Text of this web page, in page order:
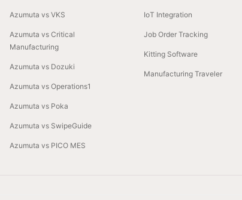
Azumuta vs VKS
Azumuta vs Critical
Manufacturing
Azumuta vs Dozuki
Azumuta vs Operations1
Azumuta vs Poka
Azumuta vs SwipeGuide
Azumuta vs PICO MES
IoT Integration
Job Order Tracking
Kitting Software
Manufacturing Traveler